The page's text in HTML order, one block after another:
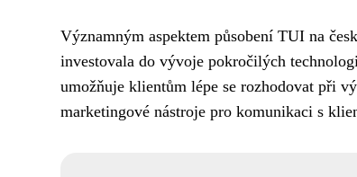
Významným aspektem působení TUI na
investovala do vývoje pokročilých
umožňuje klientům lépe se rozhodovat při
marketingové nástroje pro komunikaci s